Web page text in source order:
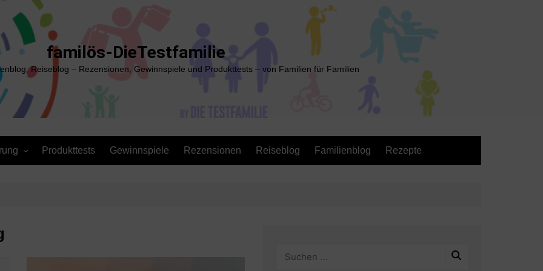
familös-DieTestfamilie
Reiseblog – Rezensionen, Gewinnspiele und Produkttests – von Familien für Familien
Produkttests Gewinnspiele Rezensionen Reiseblog Familienblog Rezepte